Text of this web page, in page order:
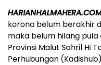
korona belum berakhir
maka belum hilang
Provinsi Malut Sahril Hi
Perhubungan